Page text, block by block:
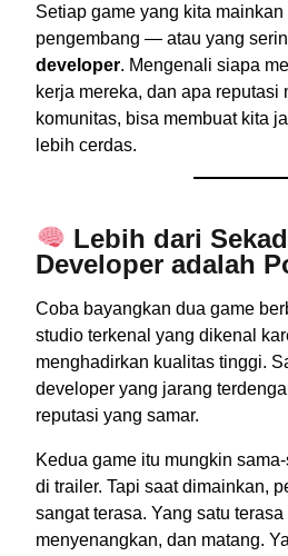
Setiap game yang kita
pengembang — atau yang
developer. Mengenali siapa
kerja mereka, dan apa reputasi
komunitas, bisa membuat kita
lebih cerdas.
Lebih dari
Developer adalah
Coba bayangkan dua game
studio terkenal yang dikenal
menghadirkan kualitas tinggi.
developer yang jarang
reputasi yang samar.
Kedua game itu mungkin
di trailer. Tapi saat dimainkan,
sangat terasa. Yang satu terasa
menyenangkan, dan matang.